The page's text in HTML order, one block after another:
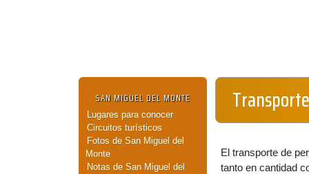
SAN MIGUEL DEL MONTE
Lugares para conocer
Circuitos turísticos
Fotos de San Miguel del
Monte
Notas de San Miguel del
El transporte de
tanto en cantidad